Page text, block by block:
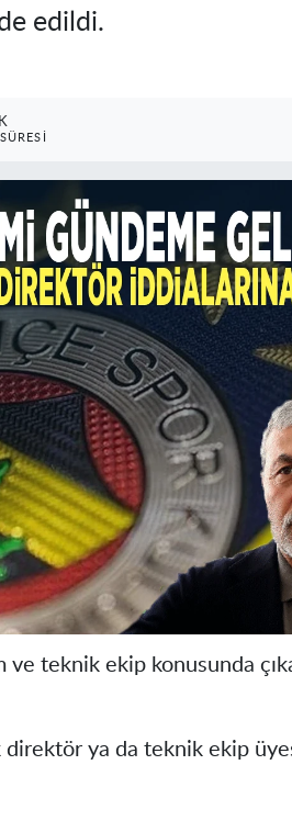
edildi.
teknik ekip konusunda
ya da teknik ekip